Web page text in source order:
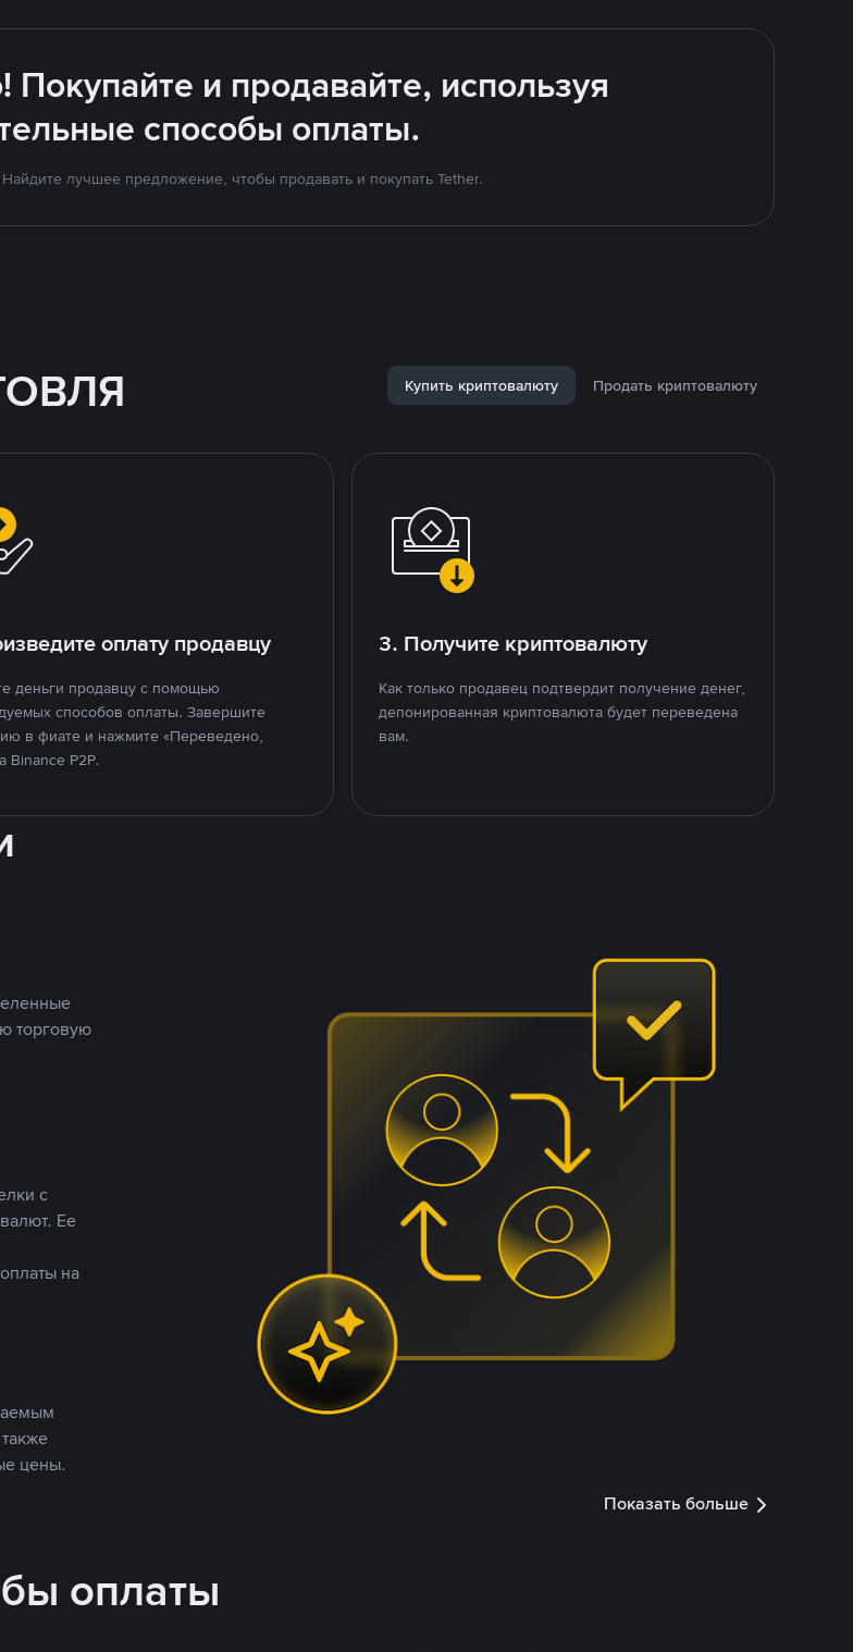
Покупайте и продавайте, используя
способы оплаты.
лучшее предложение, чтобы продавать и покупать Tether.
Купить криптовалюту Продать криптовалюту
оплату продавцу
деньги продавцу с помощью
способов оплаты. Завершите
в фиате и нажмите «Переведено,
Binance P2P.
3. Получите криптовалюту
Как только продавец подтвердит получение денег,
депонированная криптовалюта будет переведена
вам.
торговую
с
Ее
на
цены.
Показать больше
оплаты